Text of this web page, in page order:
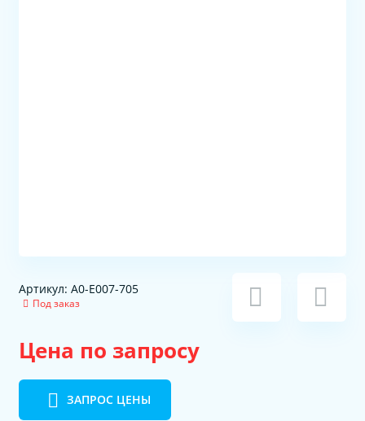
Артикул: A0-E007-705
Под заказ
Цена по запросу
ЗАПРОС ЦЕНЫ